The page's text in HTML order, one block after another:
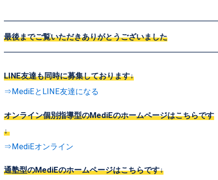
最後までご覧いただきありがとうございました
LINE友達も同時に募集しております↓
⇒MediEとLINE友達になる
オンライン個別指導型のMediEのホームページはこちらです
↓
⇒MediEオンライン
通塾型のMediEのホームページはこちらです↓